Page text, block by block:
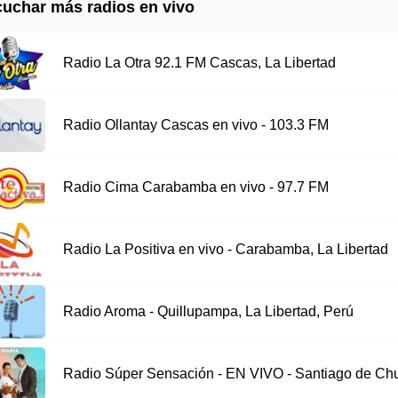
más radios en vivo
Radio La Otra 92.1 FM Cascas, La Libertad
Radio Ollantay Cascas en vivo - 103.3 FM
Radio Cima Carabamba en vivo - 97.7 FM
Radio La Positiva en vivo - Carabamba, La Libertad
Radio Aroma - Quillupampa, La Libertad, Perú
Radio Súper Sensación - EN VIVO - Santiago de